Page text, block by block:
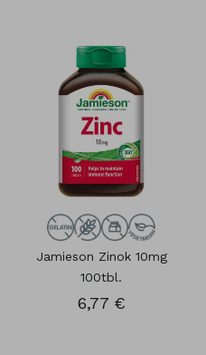
Jamieson Zinok 10mg
100tbl.
6,77 €